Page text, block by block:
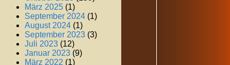
März 2025 (1)
September 2024 (1)
August 2024 (1)
September 2023 (3)
Juli 2023 (12)
Januar 2023 (9)
März 2022 (1)